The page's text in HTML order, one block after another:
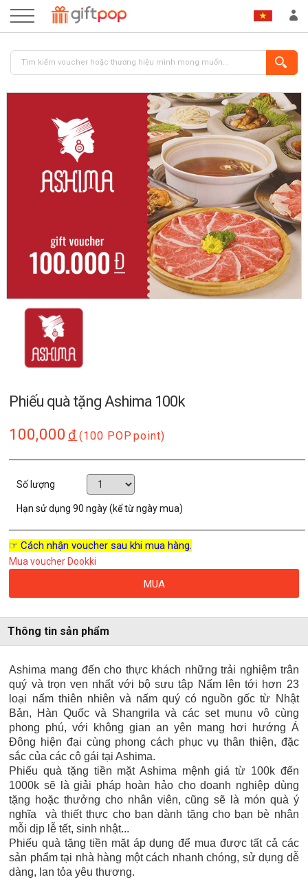
ĐĂNG NHẬP
Phiếu quà tặng Ashima 100k
100,000 đ (100 POP point)
Số lượng
Hạn sử dụng90 ngày (kể từ ngày mua)
☞ Cách nhận voucher sau khi mua hàng.
Mua voucher Dookki
MUA
Thông tin sản phẩm
Ashima mang đến cho thực khách những trải nghiệm trân
quý và trọn vẹn nhất với bộ sưu tập Nấm lên tới hơn 23
loại nấm thiên nhiên và nấm quý có nguồn gốc từ Nhật
Bản, Hàn Quốc và Shangrila và các set munu vô cùng
phong phú, với không gian an yên mang hơi hướng Á
Đông hiện đại cùng phong cách phục vụ thân thiện, đặc
sắc của các cô gái tại Ashima.
Phiếu quà tặng tiền mặt Ashima mệnh giá từ 100k đến
1000k sẽ là giải pháp hoàn hảo cho doanh nghiệp dùng
tặng hoặc thưởng cho nhân viên, cũng sẽ là món quà ý
nghĩa và thiết thực cho bạn dành tặng cho bạn bè nhân
mỗi dịp lễ tết, sinh nhật...
Phiếu quà tặng tiền mặt áp dụng để mua được tất cả các
sản phẩm tại nhà hàng một cách nhanh chóng, sử dụng dễ
dàng, lan tỏa yêu thương.